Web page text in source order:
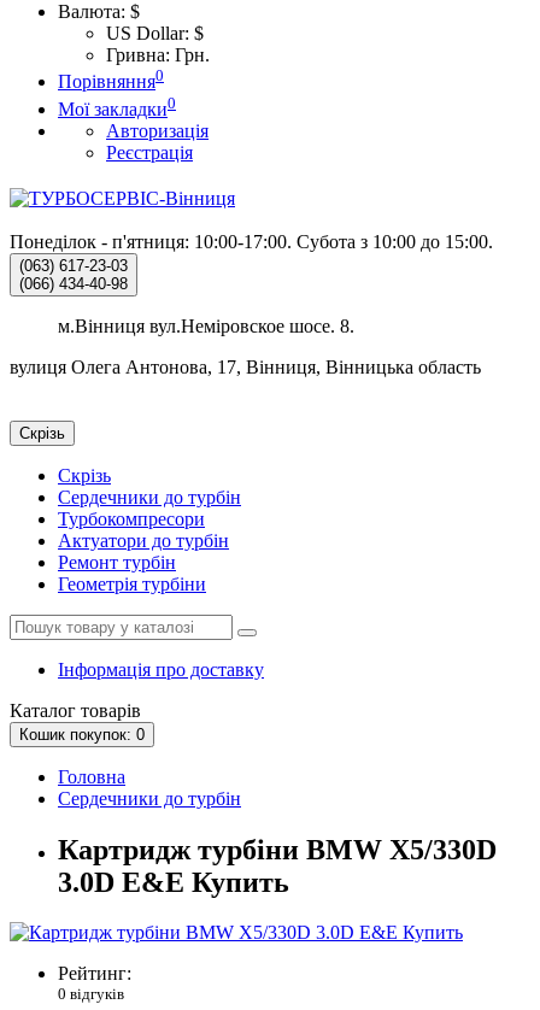
Валюта: $
US Dollar: $
Гривна: Грн.
Порівняння0
Мої закладки0
Авторизація
Реєстрація
Понеділок - п'ятниця: 10:00-17:00. Субота з 10:00 до 15:00.
(063) 617-23-03
(066) 434-40-98
м.Вінниця вул.Неміровское шосе. 8.
вулиця Олега Антонова, 17, Вінниця, Вінницька область
Скрізь
Скрізь
Сердечники до турбін
Турбокомпресори
Актуатори до турбін
Ремонт турбін
Геометрія турбіни
Інформація про доставку
Каталог товарів
Кошик покупок: 0
Головна
Сердечники до турбін
Картридж турбіни BMW X5/330D
3.0D E&E Купить
Рейтинг:
0 відгуків